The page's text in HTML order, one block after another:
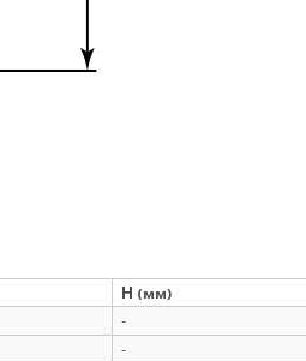
H (мм)
-
-